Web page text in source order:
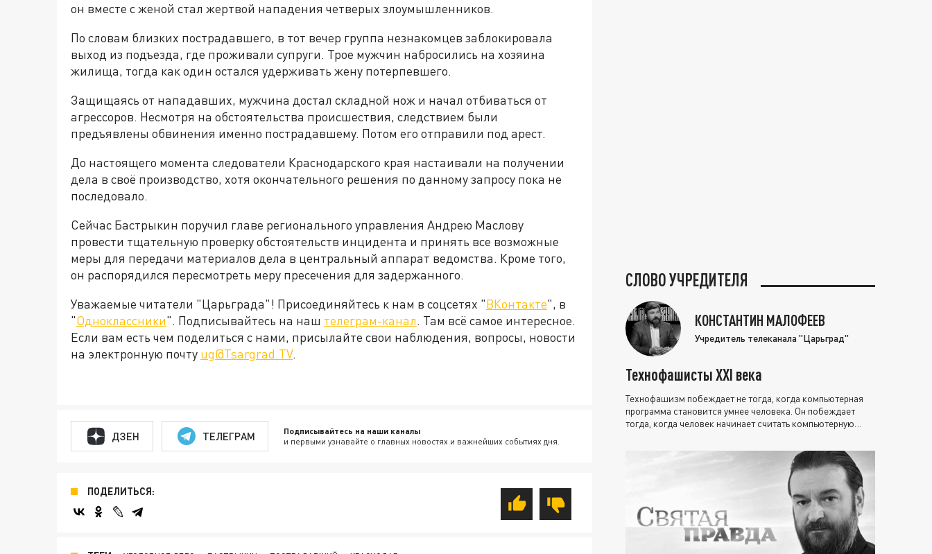
он вместе с женой стал жертвой нападения четверых злоумышленников.
По словам близких пострадавшего, в тот вечер группа незнакомцев заблокировала
выход из подъезда, где проживали супруги. Трое мужчин набросились на хозяина
жилища, тогда как один остался удерживать жену потерпевшего.
Защищаясь от нападавших, мужчина достал складной нож и начал отбиваться от
агрессоров. Несмотря на обстоятельства происшествия, следствием были
предъявлены обвинения именно пострадавшему. Потом его отправили под арест.
До настоящего момента следователи Краснодарского края настаивали на получении
дела в своё производство, хотя окончательного решения по данному запросу пока не
последовало.
Сейчас Бастрыкин поручил главе регионального управления Андрею Маслову
провести тщательную проверку обстоятельств инцидента и принять все возможные
меры для передачи материалов дела в центральный аппарат ведомства. Кроме того,
он распорядился пересмотреть меру пресечения для задержанного.
Уважаемые читатели "Царьграда"! Присоединяйтесь к нам в соцсетях "ВКонтакте", в
"Одноклассники". Подписывайтесь на наш телеграм-канал. Там всё самое интересное.
Если вам есть чем поделиться с нами, присылайте свои наблюдения, вопросы, новости
на электронную почту ug@Tsargrad.TV.
ДЗЕН ТЕЛЕГРАМ Подписывайтесь на наши каналы
и первыми узнавайте о главных новостях и важнейших событиях дня.
ПОДЕЛИТЬСЯ:
СЛОВО УЧРЕДИТЕЛЯ
КОНСТАНТИН МАЛОФЕЕВ
Учредитель телеканала "Царьград"
Технофашисты XXI века
Технофашизм побеждает не тогда, когда компьютерная
программа становится умнее человека. Он побеждает
тогда, когда человек начинает считать компьютерную